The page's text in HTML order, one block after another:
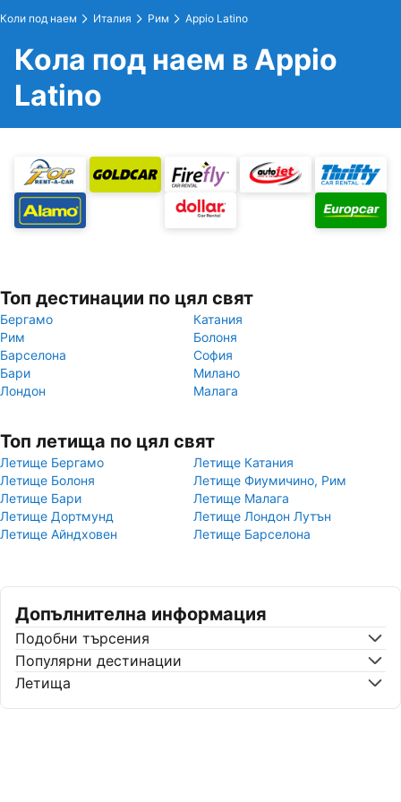
Коли под наем Италия Рим Appio Latino
Кола под наем в Appio
Latino
Топ дестинации по цял свят
Бергамо
Катания
Рим
Болоня
Барселона
София
Бари
Милано
Лондон
Малага
Топ летища по цял свят
Летище Бергамо
Летище Катания
Летище Болоня
Летище Фиумичино, Рим
Летище Бари
Летище Малага
Летище Дортмунд
Летище Лондон Лутън
Летище Айндховен
Летище Барселона
Допълнителна информация
Подобни търсения
Популярни дестинации
Летища